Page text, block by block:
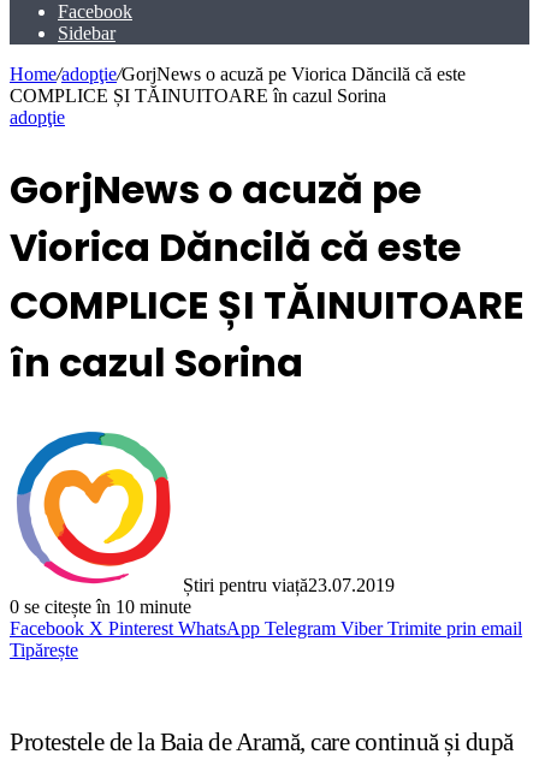
Facebook
Sidebar
Home/adopţie/GorjNews o acuză pe Viorica Dăncilă că este
COMPLICE ȘI TĂINUITOARE în cazul Sorina
adopţie
GorjNews o acuză pe
Viorica Dăncilă că este
COMPLICE ȘI TĂINUITOARE
în cazul Sorina
Știri pentru viață23.07.2019
0 se citește în 10 minute
Facebook X Pinterest WhatsApp Telegram Viber Trimite prin email
Tipărește
Protestele de la Baia de Aramă, care continuă și după